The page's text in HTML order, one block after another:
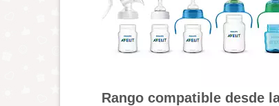
Rango compatible desde